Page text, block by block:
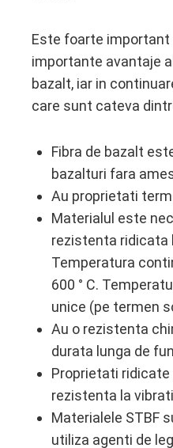
Este foarte
importante avantaje
bazalt, iar in
care sunt cateva
Fibra de bazalt
bazalturi fara
Au proprietati
Materialul este
rezistenta ridicata
Temperatura
600 ° C.
unice (pe termen
Au o rezistenta
durata lunga de
Proprietati
rezistenta la
Materialele STBF
utiliza agenti de